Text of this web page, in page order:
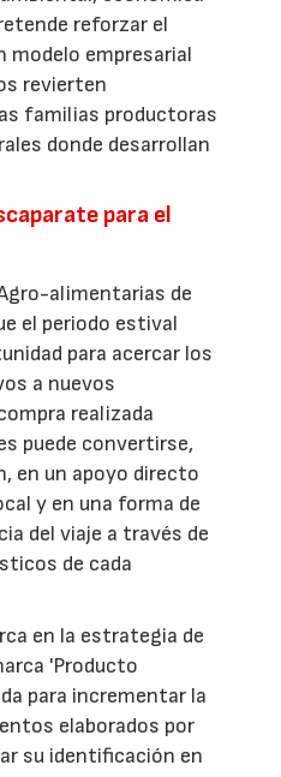
reforzar el
modelo empresarial
revierten
familias productoras
donde desarrollan
para el
alimentarias de
el periodo estival
para acercar los
a nuevos
realizada
puede convertirse,
en un apoyo directo
y en una forma de
del viaje a través de
de cada
en la estrategia de
'Producto
para incrementar la
elaborados por
su identificación en